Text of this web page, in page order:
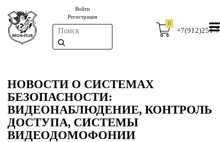
Войти
Регистрация
0
+7(912)251-
НОВОСТИ О СИСТЕМАХ
БЕЗОПАСНОСТИ:
ВИДЕОНАБЛЮДЕНИЕ, КОНТРОЛЬ
ДОСТУПА, СИСТЕМЫ
ВИДЕОДОМОФОНИИ